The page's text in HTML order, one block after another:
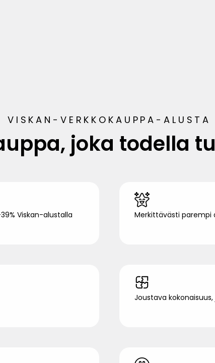
VISKAN-VERKKOKAUPPA-ALUSTA
joka todella
Viskan-alustalla Merkittävästi parempi
Joustava